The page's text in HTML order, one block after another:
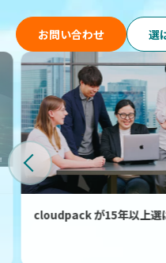
お問い合わせ 選
海外含むグループ会社